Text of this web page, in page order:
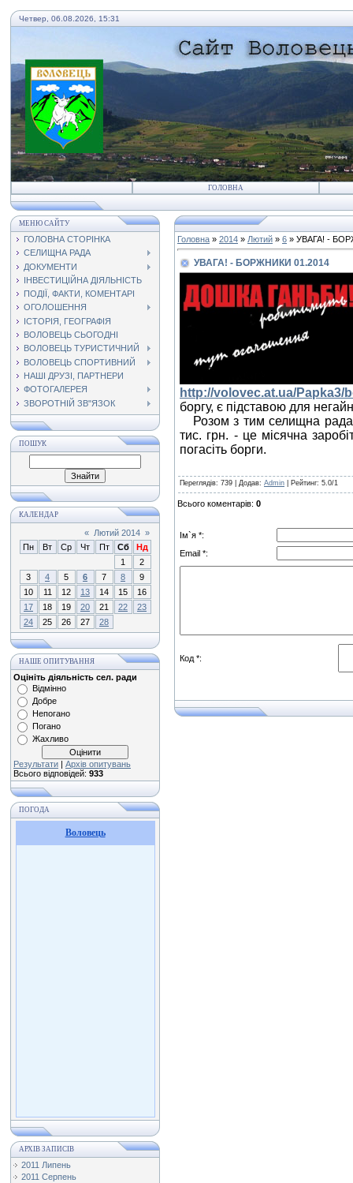
Четвер, 06.08.2026, 15:31
ГОЛОВНА
МЕНЮ САЙТУ
ГОЛОВНА СТОРІНКА
СЕЛИЩНА РАДА
ДОКУМЕНТИ
ІНВЕСТИЦІЙНА ДІЯЛЬНІСТЬ
ПОДІЇ, ФАКТИ, КОМЕНТАРІ
ОГОЛОШЕННЯ
ІСТОРІЯ, ГЕОГРАФІЯ
ВОЛОВЕЦЬ СЬОГОДНІ
ВОЛОВЕЦЬ ТУРИСТИЧНИЙ
ВОЛОВЕЦЬ СПОРТИВНИЙ
НАШІ ДРУЗІ, ПАРТНЕРИ
ФОТОГАЛЕРЕЯ
ЗВОРОТНІЙ ЗВ"ЯЗОК
ПОШУК
КАЛЕНДАР
« Лютий 2014 »
Пн
Вт Ср Чт Пт Сб
Нд
1
2
3
4 5 6 7 8
9
10
11 12 13 14 15
16
17
18 19 20 21 22
23
24
25 26 27 28
НАШЕ ОПИТУВАННЯ
Оцініть діяльність сел. ради
Відмінно
Добре
Непогано
Погано
Жахливо
Результати | Архів опитувань
Всього відповідей: 933
ПОГОДА
Воловець
АРХІВ ЗАПИСІВ
2011 Липень
2011 Серпень
Головна » 2014 » Лютий » 6 » УВАГА! -
УВАГА! - БОРЖНИКИ 01.2014
http://volovec.at.ua/Papka3/
боргу, є підставою для
Розом з тим селищна рада
тис. грн. - це місячна
погасіть борги.
Переглядів: 739 | Додав: Admin Рейтинг: 5.0/1
Всього коментарів: 0
Ім`я *:
Email *:
Код *: